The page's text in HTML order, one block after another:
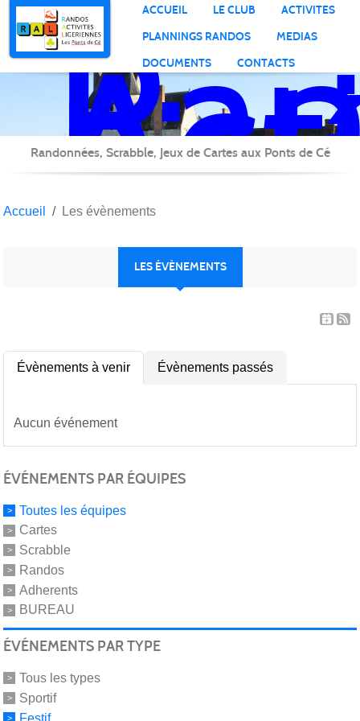
ACCUEIL LE CLUB
ACTIVITES
PLANNINGS RANDOS
MEDIAS
DOCUMENTS
CONTACTS
Randonnées, Scrabble, Jeux de Cartes aux Ponts de Cé
Accueil Les évènements
LES ÉVÈNEMENTS
Évènements à venir Évènements passés
Aucun événement
ÉVÉNEMENTS PAR ÉQUIPES
Toutes les équipes
Cartes
Scrabble
Randos
Adherents
BUREAU
ÉVÉNEMENTS PAR TYPE
Tous les types
Sportif
Festif
Panneau de gestion des cookies